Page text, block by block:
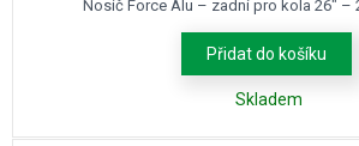
Nosič Force Alu – zadní pro kola 26″ –
Přidat do košíku
Skladem